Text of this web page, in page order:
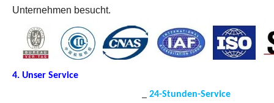
Unternehmen besucht.
4. Unser Service
24-Stunden-Service